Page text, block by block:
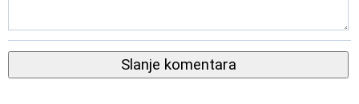
Slanje komentara